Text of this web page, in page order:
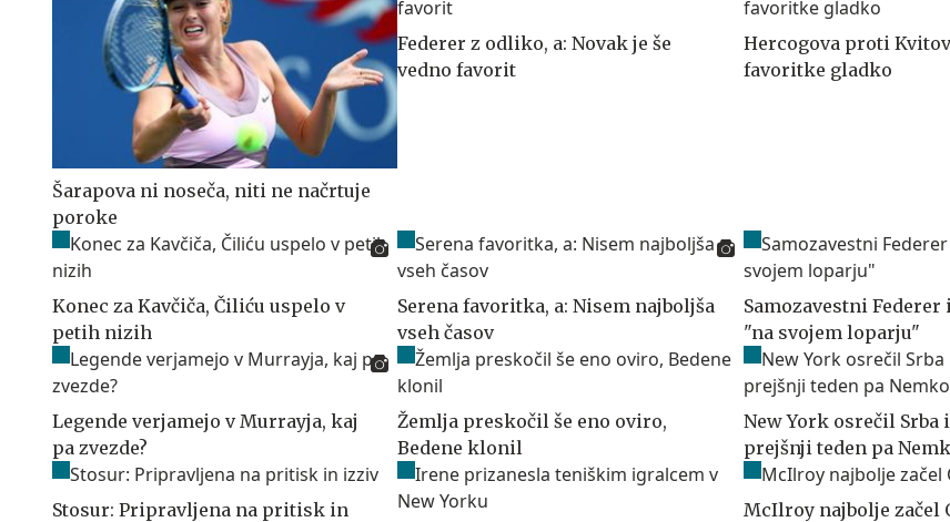
Šarapova ni noseča, niti ne načrtuje
poroke
Federer z odliko, a: Novak je še
vedno favorit
Hercogova proti
favoritke gladko
Konec za Kavčiča, Čiliću uspelo v
petih nizih
Serena favoritka, a: Nisem najboljša
vseh časov
Samozavestni Federer
"na svojem loparju"
Legende verjamejo v Murrayja, kaj
pa zvezde?
Žemlja preskočil še eno oviro,
Bedene klonil
New York osrečil
prejšnji teden pa
Stosur: Pripravljena na pritisk in
McIlroy najbolje začel